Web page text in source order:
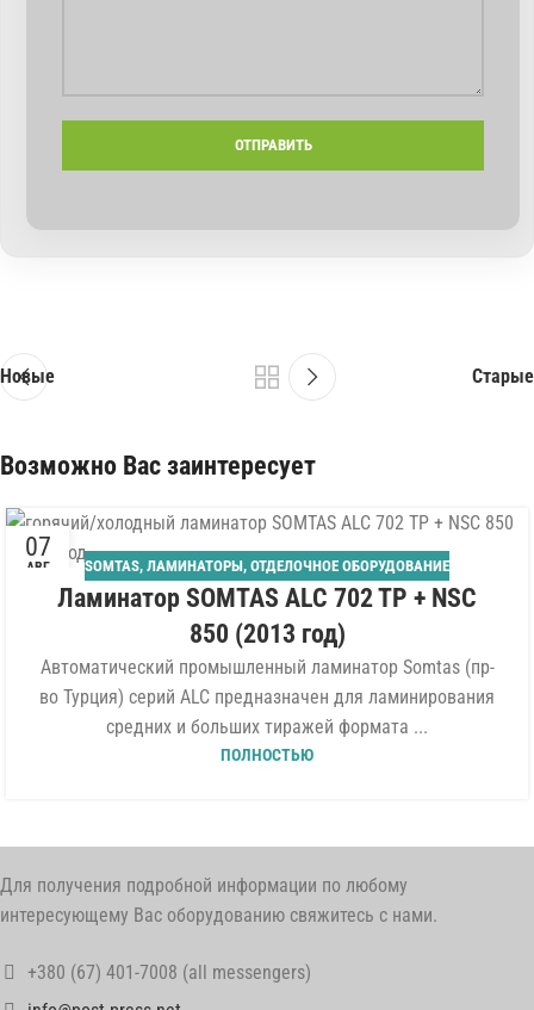
Новые Старые
Возможно Вас заинтересует
07
АВГ SOMTAS, ЛАМИНАТОРЫ, ОТДЕЛОЧНОЕ ОБОРУДОВАНИЕ
Ламинатор SOMTAS ALC 702 TP + NSC
850 (2013 год)
Автоматический промышленный ламинатор Somtas (пр-
во Турция) серий ALC предназначен для ламинирования
средних и больших тиражей формата ...
ПОЛНОСТЬЮ
Для получения подробной информации по любому
интересующему Вас оборудованию свяжитесь с нами.
+380 (67) 401-7008 (all messengers)